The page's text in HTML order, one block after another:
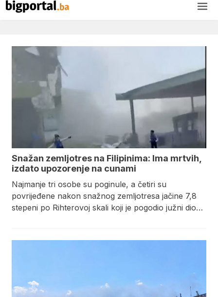
Snažan zemljotres na Filipinima: Ima mrtvih,
izdato upozorenje na cunami
Najmanje tri osobe su poginule, a četiri su
povrijeđene nakon snažnog zemljotresa jačine 7,8
stepeni po Rihterovoj skali koji je pogodio južni dio…